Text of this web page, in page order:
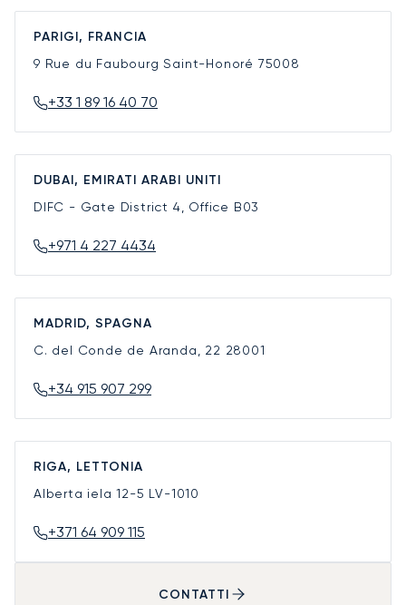
PARIGI, FRANCIA
9 Rue du Faubourg Saint-Honoré 75008
+33 1 89 16 40 70
DUBAI, EMIRATI ARABI UNITI
DIFC - Gate District 4, Office B03
+971 4 227 4434
MADRID, SPAGNA
C. del Conde de Aranda, 22 28001
+34 915 907 299
RIGA, LETTONIA
Alberta iela 12-5 LV-1010
+371 64 909 115
CONTATTI